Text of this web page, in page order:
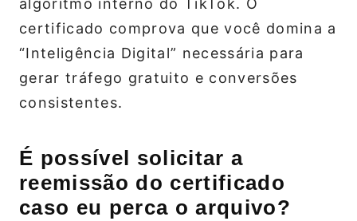
algoritmo interno do TikTok. O
certificado comprova que você domina a
“Inteligência Digital” necessária para
gerar tráfego gratuito e conversões
consistentes.
É possível solicitar a
reemissão do certificado
caso eu perca o arquivo?